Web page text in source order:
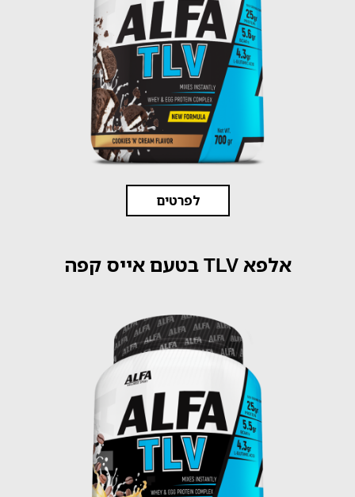
לפרטים
אלפא TLV בטעם אייס קפה